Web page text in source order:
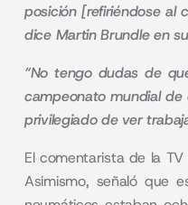
posición [refiriéndose al
dice Martin Brundle en
“No tengo dudas de
campeonato mundial
privilegiado de ver
El comentarista de la
Asimismo, señaló que